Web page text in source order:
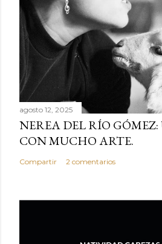
agosto 12, 2025
NEREA DEL RÍO
CON MUCHO ARTE.
Compartir 2 comentarios